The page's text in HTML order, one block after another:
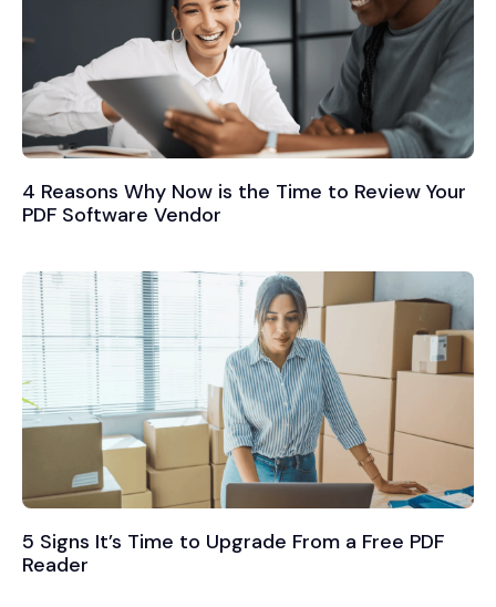
4 Reasons Why Now is the Time to Review Your
PDF Software Vendor
5 Signs It’s Time to Upgrade From a Free PDF
Reader